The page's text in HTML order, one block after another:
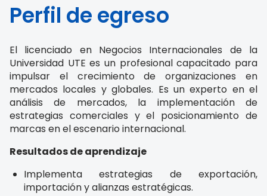
Perfil de egreso
El licenciado en Negocios Internacionales de la
Universidad UTE es un profesional capacitado para
impulsar el crecimiento de organizaciones en
mercados locales y globales. Es un experto en el
análisis de mercados, la implementación de
estrategias comerciales y el posicionamiento de
marcas en el escenario internacional.
Resultados de aprendizaje
Implementa estrategias de exportación,
importación y alianzas estratégicas.